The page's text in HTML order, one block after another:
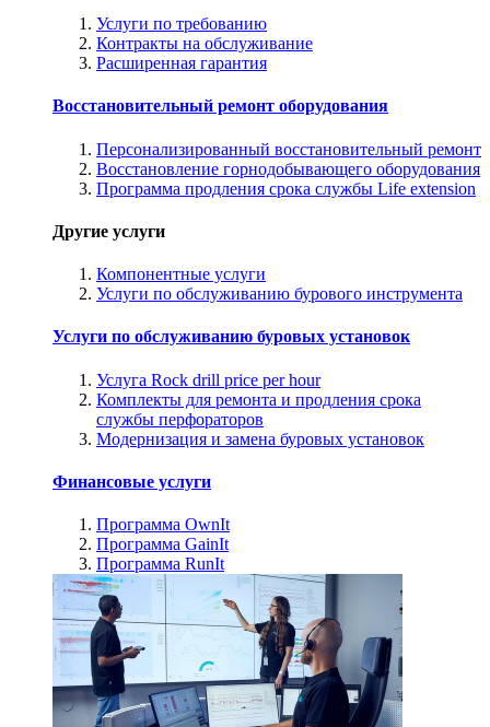
Услуги по требованию
Контракты на обслуживание
Расширенная гарантия
Восстановительный ремонт оборудования
Персонализированный восстановительный ремонт
Восстановление горнодобывающего оборудования
Программа продления срока службы Life extension
Другие услуги
Компонентные услуги
Услуги по обслуживанию бурового инструмента
Услуги по обслуживанию буровых установок
Услуга Rock drill price per hour
Комплекты для ремонта и продления срока
службы перфораторов
Модернизация и замена буровых установок
Финансовые услуги
Программа OwnIt
Программа GainIt
Программа RunIt